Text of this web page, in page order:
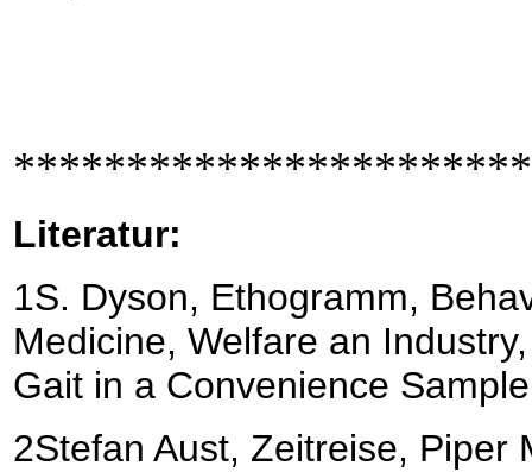
Literatur:
1S. Dyson, Ethogramm,
Medicine, Welfare an
Gait in a Convenience
2Stefan Aust, Zeitreise, Piper